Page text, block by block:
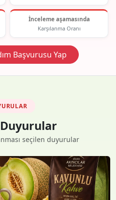
İnceleme aşamasında
Karşılanma Oranı
Başvurusu Yap
seçilen duyurular